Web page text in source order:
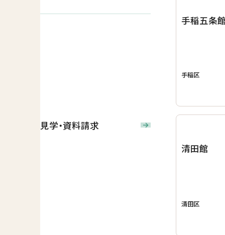
見学・資料請求
手稲五条
手稲区
清田館
清田区